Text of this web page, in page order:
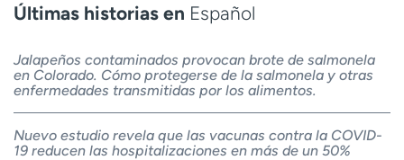
Últimas historias en Español
Jalapeños contaminados provocan brote de salmonela
en Colorado. Cómo protegerse de la salmonela y otras
enfermedades transmitidas por los alimentos.
Nuevo estudio revela que las vacunas contra la COVID-
19 reducen las hospitalizaciones en más de un 50%